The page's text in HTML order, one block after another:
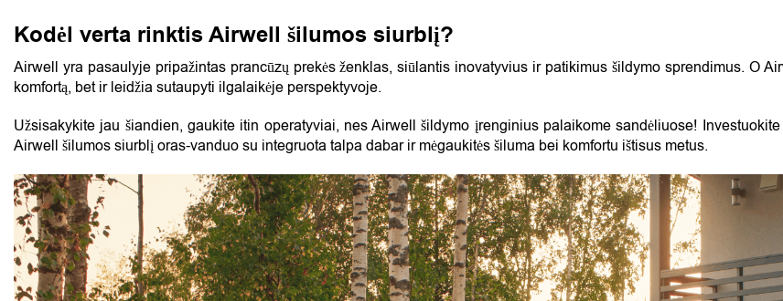
Kodėl verta rinktis Airwell šilumos siurblį?
Airwell yra pasaulyje pripažintas prancūzų prekės ženklas, siūlantis inovatyvius ir patikimus šildymo sprendimus. O
komfortą, bet ir leidžia sutaupyti ilgalaikėje perspektyvoje.
Užsisakykite jau šiandien, gaukite itin operatyviai, nes Airwell šildymo įrenginius palaikome sandėliuose!
Airwell šilumos siurblį oras-vanduo su integruota talpa dabar ir mėgaukitės šiluma bei komfortu ištisus metus.